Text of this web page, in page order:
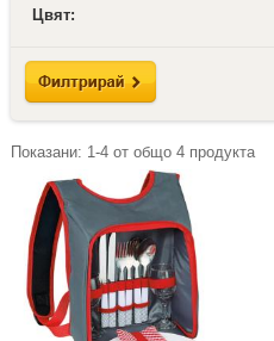
Цвят:
Показани: 1-4от общо 4продукта